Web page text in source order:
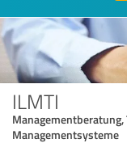
ILMTI
Managementsysteme